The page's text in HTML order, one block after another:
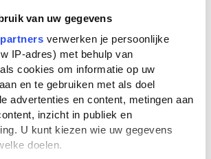
van uw gegevens
verwerken je persoonlijke
IP-adres) met behulp van
cookies om informatie op uw
en te gebruiken met als doel
advertenties en content, metingen aan
inzicht in publiek en
U kunt kiezen wie uw gegevens
doelen.
The informers?
werd geschreven doorBret
. Bret Easton Ellis is nu 62 jaar
7 boekenvan deze auteur bekend
boeken van deze
American psycho(1991),Less than
enThe Rules of Attraction